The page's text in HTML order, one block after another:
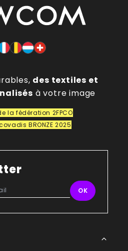
des textiles et
à votre image
la fédération 2FPCO
BRONZE 2025